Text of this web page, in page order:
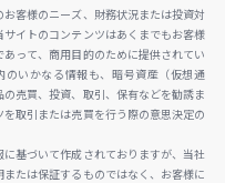
客様のニーズ、財務状況または投資対
イトのコンテンツはあくまでもお客様
って、商用目的のために提供されてい
いかなる情報も、暗号資産（仮想通
売買、投資、取引、保有などを勧誘ま
取引または売買を行う際の意思決定の
基づいて作成されておりますが、当社
たは保証するものではなく、お客様に